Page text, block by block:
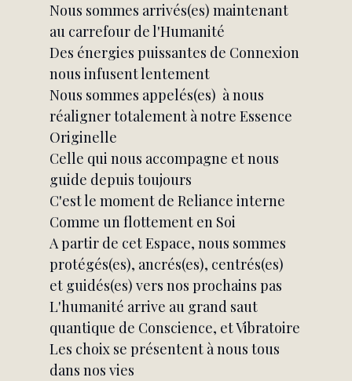
Nous sommes arrivés(es) maintenant
au carrefour de l'Humanité
Des énergies puissantes de Connexion
nous infusent lentement
Nous sommes appelés(es)  à nous
réaligner totalement à notre Essence
Originelle
Celle qui nous accompagne et nous
guide depuis toujours
C'est le moment de Reliance interne
Comme un flottement en Soi
A partir de cet Espace, nous sommes
protégés(es), ancrés(es), centrés(es)
et guidés(es) vers nos prochains pas
L'humanité arrive au grand saut
quantique de Conscience, et Vibratoire
Les choix se présentent à nous tous
dans nos vies